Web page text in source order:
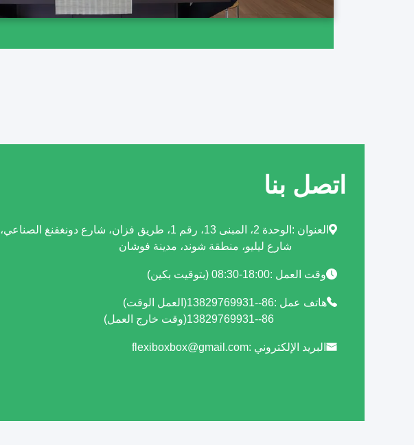
اتصل بنا
العنوان :
الوحدة 2، المبنى 13، رقم 1، طريق فزان، شارع دونغفنغ الصناعي،
شارع ليليو، منطقة شوند، مدينة فوشان
وقت العمل :08:30-18:00 (بتوقيت بكين)
هاتف عمل :86--13829769931(العمل الوقت)
86--13829769931(وقت خارج العمل)
البريد الإلكتروني :flexiboxbox@gmail.com